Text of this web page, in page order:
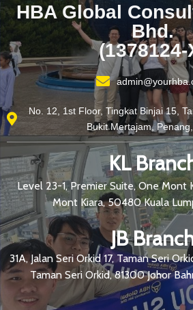
HBA Global
Bhd.
(1378124-
No. 12, 1st Floor, Tingkat Binjai 15,
Bukit Mertajam,
KL
Level 23-1, Premier Suite, One Mont
Mont Kiara, 50480 Kuala
JB
31A, Jalan Seri Orkid 17, Taman Seri
Taman Seri Orkid, 81300 Johor